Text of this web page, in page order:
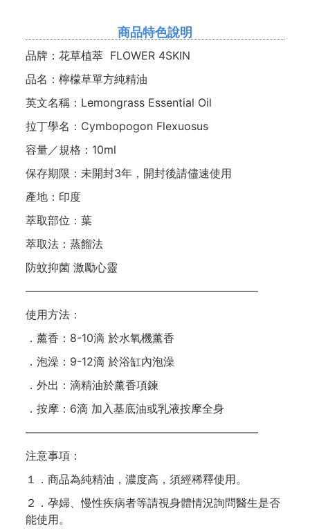
商品特色說明
品牌：花草植萃 FLOWER 4SKIN
品名：檸檬草單方純精油
英文名稱：Lemongrass Essential Oil
拉丁學名：Cymbopogon Flexuosus
容量／規格：10ml
保存期限：未開封3年，開封後請儘速使用
產地：印度
萃取部位：葉
萃取法：蒸餾法
防蚊抑菌 激勵心靈
—————————————————————
使用方法：
．薰香：8-10滴 於水氧機薰香
．泡澡：9-12滴 於浴缸內泡澡
．外出：滴精油於薰香項鍊
．按摩：6滴 加入基底油或乳液按摩全身
—————————————————————
注意事項：
１．商品為純精油，濃度高，須經稀釋使用。
２．孕婦、慢性疾病者等請視身體情況詢問醫生是否
能使用。